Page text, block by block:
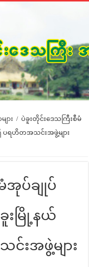
ား / ပဲခူးတိုင်းဒေသကြီးစီမံ
ပရဟိတအသင်းအဖွဲ့များ
အုပ်ချုပ်
ခူးမြို့နယ်
းအဖွဲ့များ